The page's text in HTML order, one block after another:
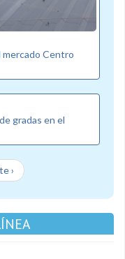
Centro
gradas en el
›